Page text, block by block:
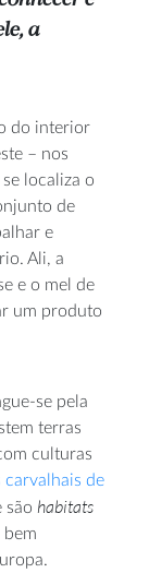
a
do interior
– nos
localiza o
de
e
Ali, a
e o mel de
um produto
se pela
terras
culturas
carvalhais de
são habitats
bem